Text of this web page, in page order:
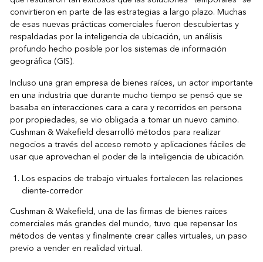
convirtieron en parte de las estrategias a largo plazo. Muchas
de esas nuevas prácticas comerciales fueron descubiertas y
respaldadas por la inteligencia de ubicación, un análisis
profundo hecho posible por los sistemas de información
geográfica (GIS).
Incluso una gran empresa de bienes raíces, un actor importante
en una industria que durante mucho tiempo se pensó que se
basaba en interacciones cara a cara y recorridos en persona
por propiedades, se vio obligada a tomar un nuevo camino.
Cushman & Wakefield desarrolló métodos para realizar
negocios a través del acceso remoto y aplicaciones fáciles de
usar que aprovechan el poder de la inteligencia de ubicación.
Los espacios de trabajo virtuales fortalecen las relaciones
cliente-corredor
Cushman & Wakefield, una de las firmas de bienes raíces
comerciales más grandes del mundo, tuvo que repensar los
métodos de ventas y finalmente crear calles virtuales, un paso
previo a vender en realidad virtual.